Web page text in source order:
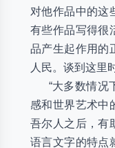
对他作品中的这
有些作品写得很
品产生起作用的
人民。谈到这里
“大多数情况
感和世界艺术中
吾尔人之后，有
语言文字的特点